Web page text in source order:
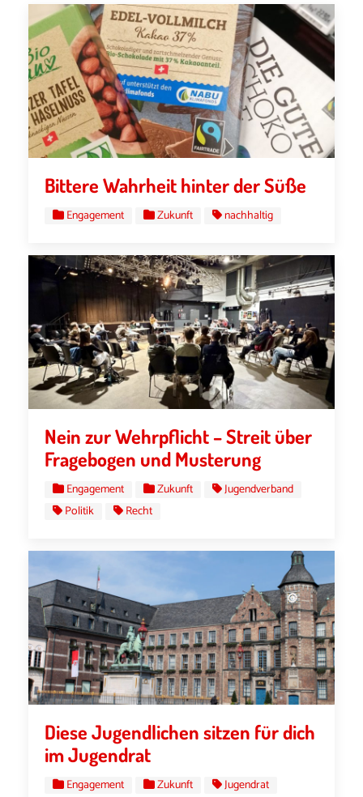
Bittere Wahrheit hinter der Süße
Engagement Zukunft nachhaltig
Nein zur Wehrpflicht – Streit über
Fragebogen und Musterung
Engagement Zukunft
Jugendverband
Politik
Recht
Diese Jugendlichen sitzen für dich
im Jugendrat
Engagement Zukunft
Jugendrat